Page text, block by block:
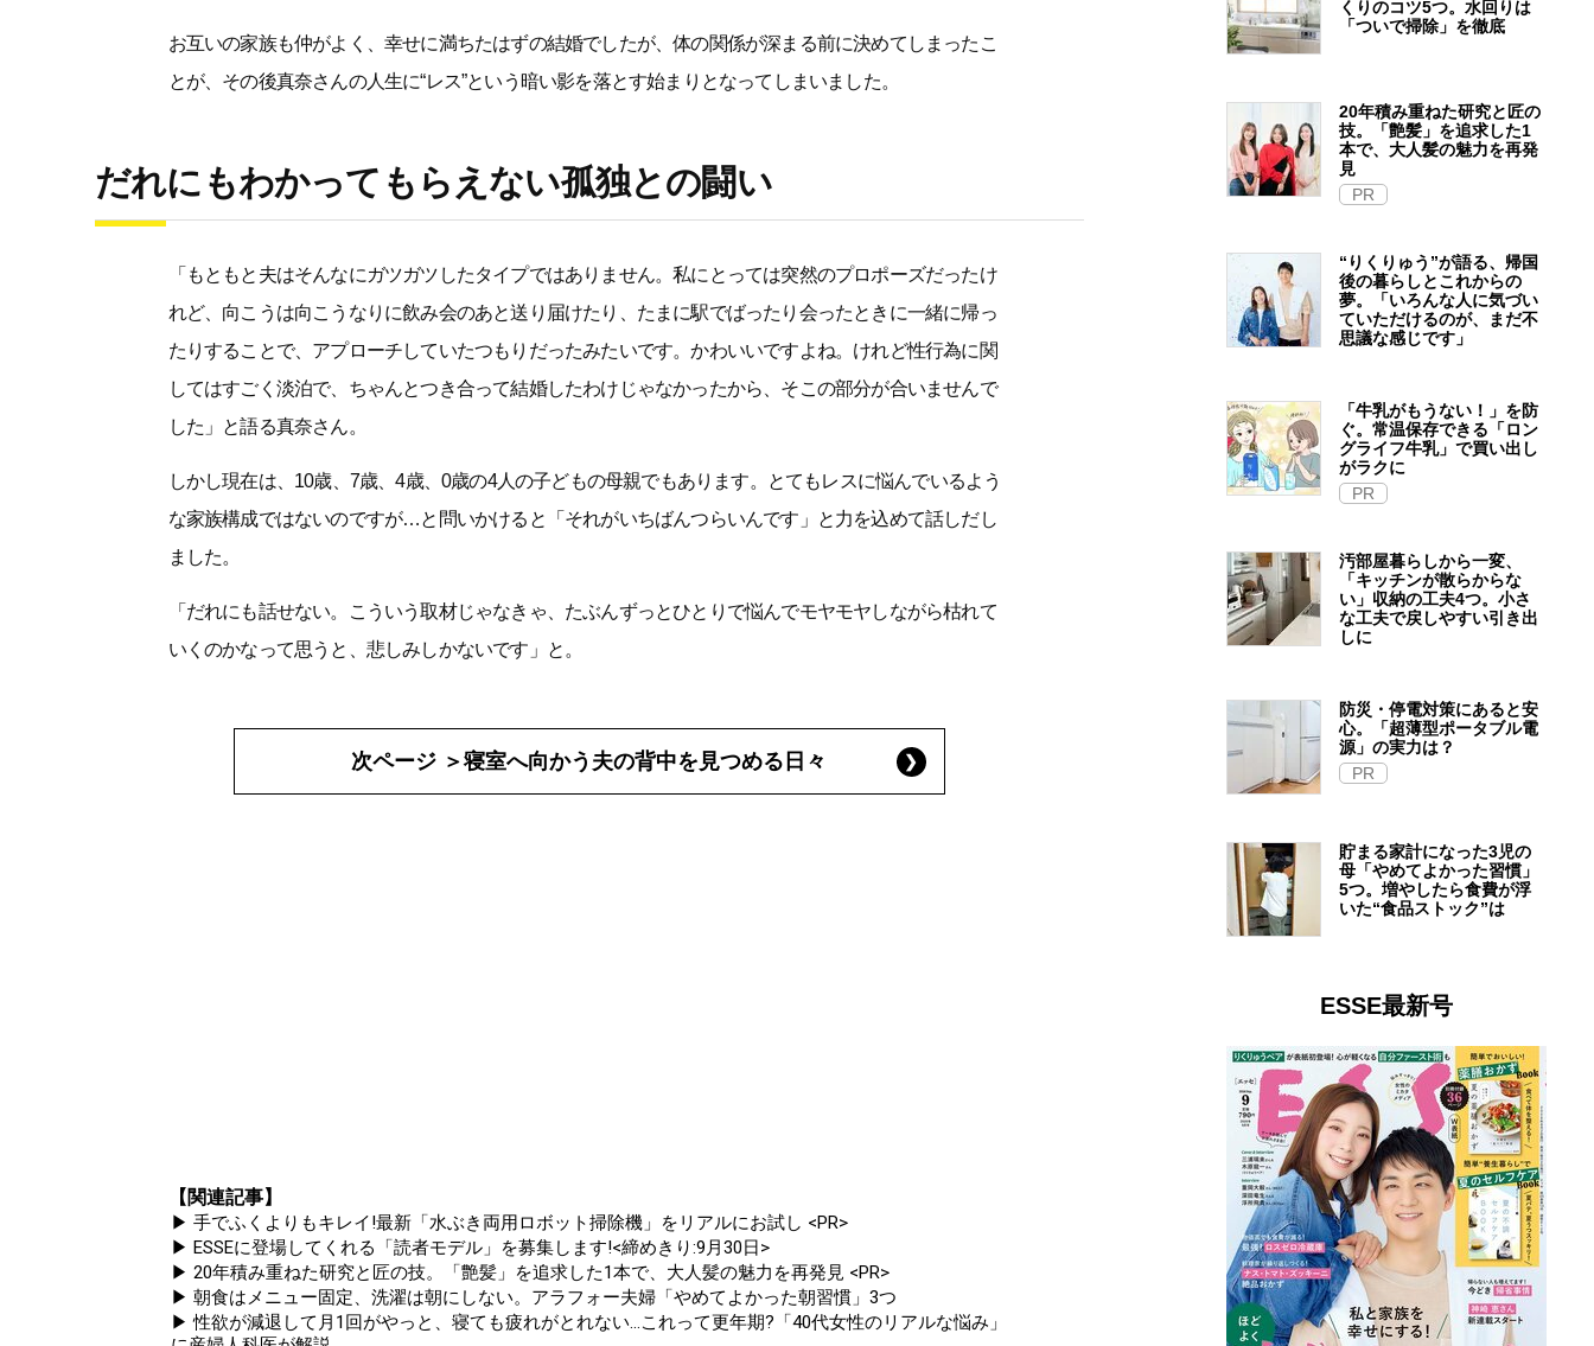
お互いの家族も仲がよく、幸せに満ちたはずの結婚でしたが、体の関係が深まる前に決めてしまったこ
とが、その後真奈さんの人生に“レス”という暗い影を落とす始まりとなってしまいました。
だれにもわかってもらえない孤独との闘い
「もともと夫はそんなにガツガツしたタイプではありません。私にとっては突然のプロポーズだったけ
れど、向こうは向こうなりに飲み会のあと送り届けたり、たまに駅でばったり会ったときに一緒に帰っ
たりすることで、アプローチしていたつもりだったみたいです。かわいいですよね。けれど性行為に関
してはすごく淡泊で、ちゃんとつき合って結婚したわけじゃなかったから、そこの部分が合いませんで
した」と語る真奈さん。
しかし現在は、10歳、7歳、4歳、0歳の4人の子どもの母親でもあります。とてもレスに悩んでいるよう
な家族構成ではないのですが…と問いかけると「それがいちばんつらいんです」と力を込めて話しだし
ました。
「だれにも話せない。こういう取材じゃなきゃ、たぶんずっとひとりで悩んでモヤモヤしながら枯れて
いくのかなって思うと、悲しみしかないです」と。
次ページ ＞寝室へ向かう夫の背中を見つめる日々
【関連記事】
▶ 手でふくよりもキレイ!最新「水ぶき両用ロボット掃除機」をリアルにお試し <PR>
▶ ESSEに登場してくれる「読者モデル」を募集します!<締めきり:9月30日>
▶ 20年積み重ねた研究と匠の技。「艶髪」を追求した1本で、大人髪の魅力を再発見 <PR>
▶ 朝食はメニュー固定、洗濯は朝にしない。アラフォー夫婦「やめてよかった朝習慣」3つ
▶ 性欲が減退して月1回がやっと、寝ても疲れがとれない...これって更年期?「40代女性のリアルな悩み」
くりのコツ5つ。水回りは
「ついで掃除」を徹底
20年積み重ねた研究と匠の
技。「艶髪」を追求した1
本で、大人髪の魅力を再発
見
PR
“りくりゅう”が語る、帰国
後の暮らしとこれからの
夢。「いろんな人に気づい
ていただけるのが、まだ不
思議な感じです」
「牛乳がもうない！」を防
ぐ。常温保存できる「ロン
グライフ牛乳」で買い出し
がラクに
PR
汚部屋暮らしから一変、
「キッチンが散らからな
い」収納の工夫4つ。小さ
な工夫で戻しやすい引き出
しに
防災・停電対策にあると安
心。「超薄型ポータブル電
源」の実力は？​
PR
貯まる家計になった3児の
母「やめてよかった習慣」
5つ。増やしたら食費が浮
いた“食品ストック”は
ESSE最新号